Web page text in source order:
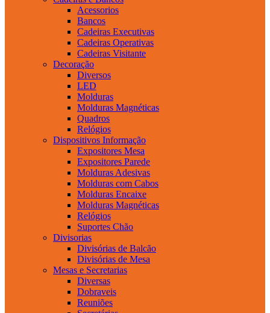
Acessorios
Bancos
Cadeiras Executivas
Cadeiras Operativas
Cadeiras Visitante
Decoração
Diversos
LED
Molduras
Molduras Magnéticas
Quadros
Relógios
Dispositivos Informação
Expositores Mesa
Expositores Parede
Molduras Adesivas
Molduras com Cabos
Molduras Encaixe
Molduras Magnéticas
Relógios
Suportes Chão
Divisorias
Divisórias de Balcão
Divisórias de Mesa
Mesas e Secretarias
Diversas
Dobraveis
Reuniões